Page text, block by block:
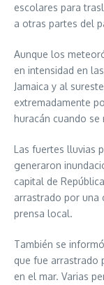
escolares para
a otras partes del
Aunque los
en intensidad en
Jamaica y al
extremadamente
huracán cuando se
Las fuertes lluvias
generaron
capital de
arrastrado por una
prensa local.
También se
que fue arrastrado
en el mar. Varias